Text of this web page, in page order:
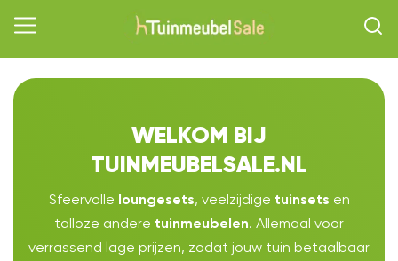
WELKOM BIJ
TUINMEUBELSALE.NL
Sfeervolle loungesets, veelzijdige tuinsets en
talloze andere tuinmeubelen. Allemaal voor
verrassend lage prijzen, zodat jouw tuin betaalbaar